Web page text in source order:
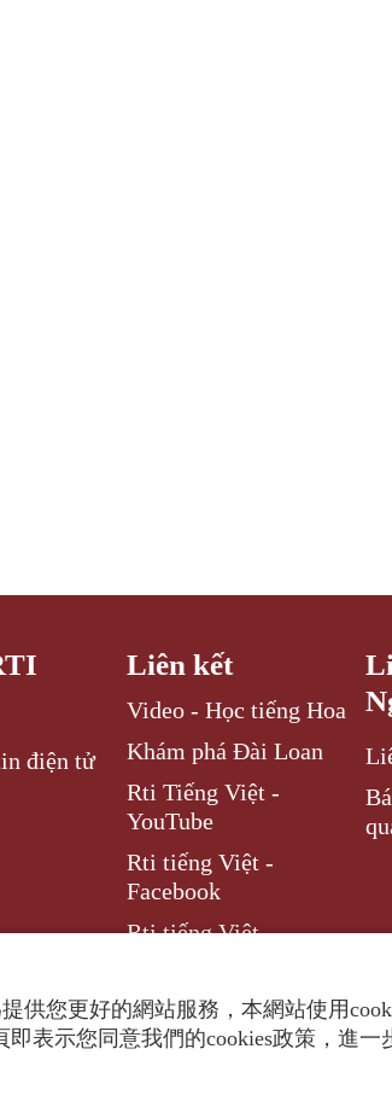
điện tử
Liên kết
Video - Học tiếng Hoa
Khám phá Đài Loan
Rti Tiếng Việt -
YouTube
Rti tiếng Việt -
Facebook
Rti tiếng Việt –
供您更好的網站服務，本網站使用
表示您同意我們的cookies政策，進一